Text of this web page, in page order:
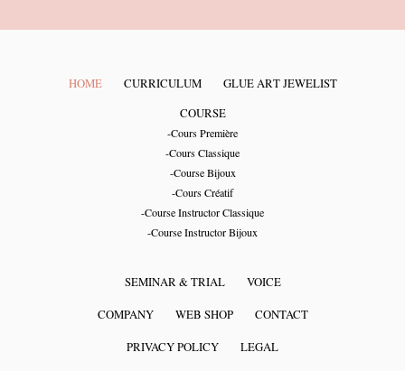
HOME CURRICULUM
GLUE ART JEWELIST
COURSE
-Cours Première
-Cours Classique
-Course Bijoux
-Cours Créatif
-Course Instructor Classique
-Course Instructor Bijoux
SEMINAR & TRIAL
VOICE
COMPANY
WEB SHOP
CONTACT
PRIVACY POLICY
LEGAL